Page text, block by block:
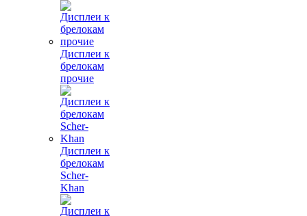
Дисплеи к
брелокам
прочие
Дисплеи к
брелокам
Scher-
Khan